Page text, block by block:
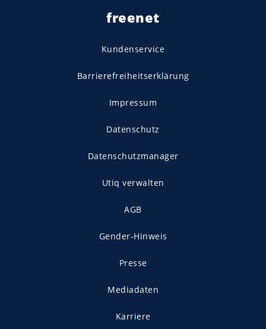
freenet
Kundenservice
Barrierefreiheitserklärung
Impressum
Datenschutz
Datenschutzmanager
Utiq verwalten
AGB
Gender-Hinweis
Presse
Mediadaten
Karriere